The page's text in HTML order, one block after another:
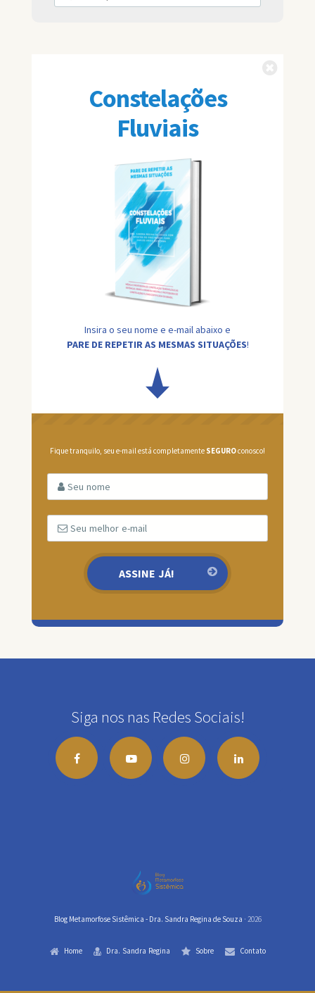
Constelações
Fluviais
Insira o seu nome e e-mail abaixo e
PARE DE REPETIR AS MESMAS SITUAÇÕES!
Fique tranquilo, seu e-mail está completamente SEGUROconosco!
Siga nos nas Redes Sociais!
Blog Metamorfose Sistêmica - Dra. Sandra Regina de Souza · 2026
Home Dra. Sandra Regina Sobre Contato